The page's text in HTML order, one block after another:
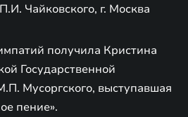
Чайковского, г. Москва
получила Кристина
Государственной
Мусоргского, выступавшая
пение».